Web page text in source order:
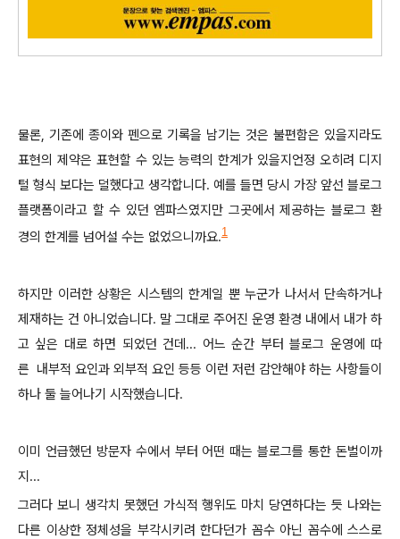
물론, 기존에 종이와 펜으로 기록을 남기는 것은 불편함은 있을지라도
표현의 제약은 표현할 수 있는 능력의 한계가 있을지언정 오히려 디지
털 형식 보다는 덜했다고 생각합니다. 예를 들면 당시 가장 앞선 블로그
플랫폼이라고 할 수 있던 엠파스였지만 그곳에서 제공하는 블로그 환
경의 한계를 넘어설 수는 없었으니까요.1
하지만 이러한 상황은 시스템의 한계일 뿐 누군가 나서서 단속하거나
제재하는 건 아니었습니다. 말 그대로 주어진 운영 환경 내에서 내가 하
고 싶은 대로 하면 되었던 건데... 어느 순간 부터 블로그 운영에 따
른 내부적 요인과 외부적 요인 등등 이런 저런 감안해야 하는 사항들이
하나 둘 늘어나기 시작했습니다.
이미 언급했던 방문자 수에서 부터 어떤 때는 블로그를 통한 돈벌이까
지...
그러다 보니 생각치 못했던 가식적 행위도 마치 당연하다는 듯 나와는
다른 이상한 정체성을 부각시키려 한다던가 꼼수 아닌 꼼수에 스스로